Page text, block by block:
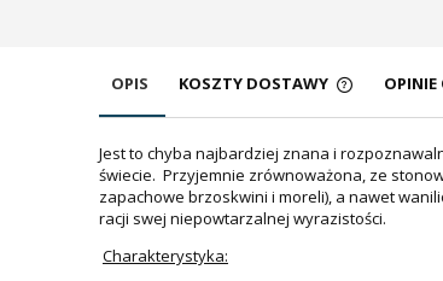
OPIS KOSZTY DOSTAWY OPINIE
Jest to chyba najbardziej znana i
świecie. Przyjemnie zrównoważona, ze
zapachowe brzoskwini i moreli), a nawet
racji swej niepowtarzalnej wyrazistości.
Charakterystyka: